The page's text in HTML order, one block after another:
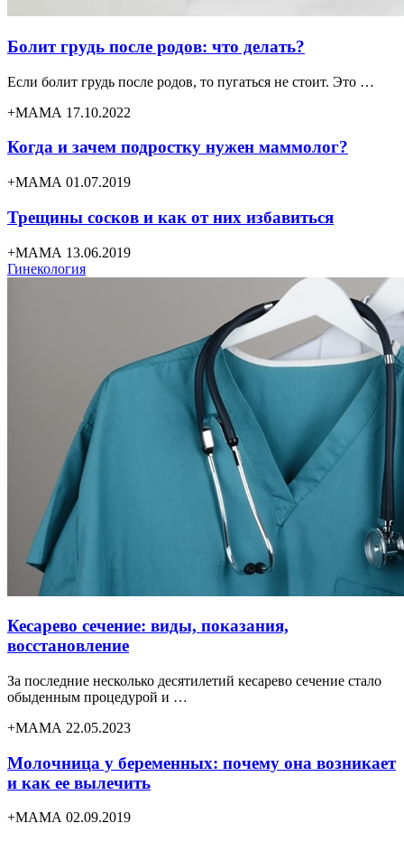
Болит грудь после родов: что делать?
Если болит грудь после родов, то пугаться не стоит. Это …
+МАМА 17.10.2022
Когда и зачем подростку нужен маммолог?
+МАМА 01.07.2019
Трещины сосков и как от них избавиться
+МАМА 13.06.2019
Гинекология
Кесарево сечение: виды, показания,
восстановление
За последние несколько десятилетий кесарево сечение стало
обыденным процедурой и …
+МАМА 22.05.2023
Молочница у беременных: почему она возникает
и как ее вылечить
+МАМА 02.09.2019